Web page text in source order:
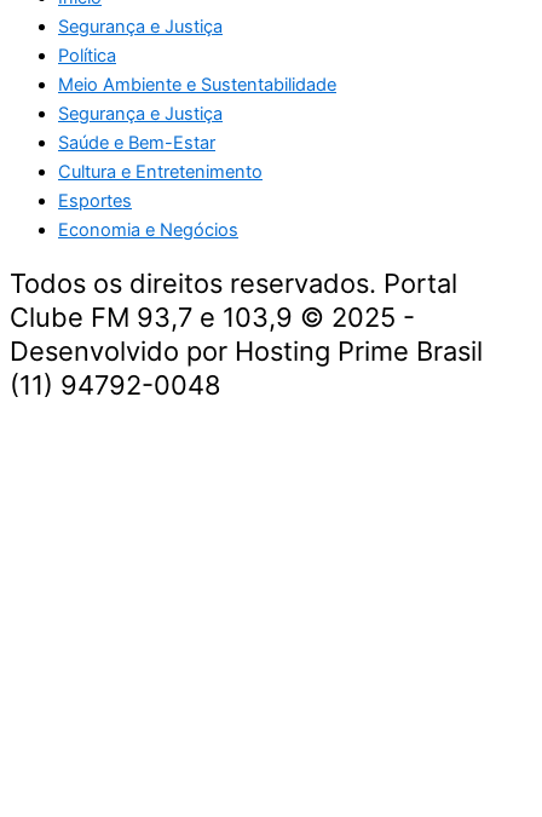
Segurança e Justiça
Política
Meio Ambiente e Sustentabilidade
Segurança e Justiça
Saúde e Bem-Estar
Cultura e Entretenimento
Esportes
Economia e Negócios
Todos os direitos reservados. Portal
Clube FM 93,7 e 103,9 © 2025 -
Desenvolvido por Hosting Prime Brasil
(11) 94792-0048